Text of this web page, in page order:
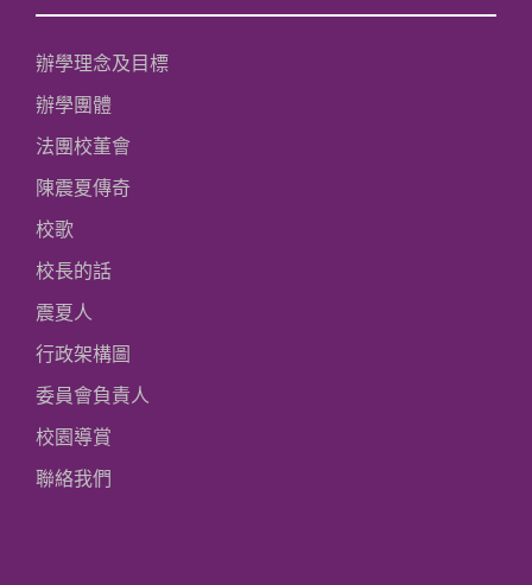
辦學理念及目標
辦學團體
法團校董會
陳震夏傳奇
校歌
校長的話
震夏人
行政架構圖
委員會負責人
校園導賞
聯絡我們